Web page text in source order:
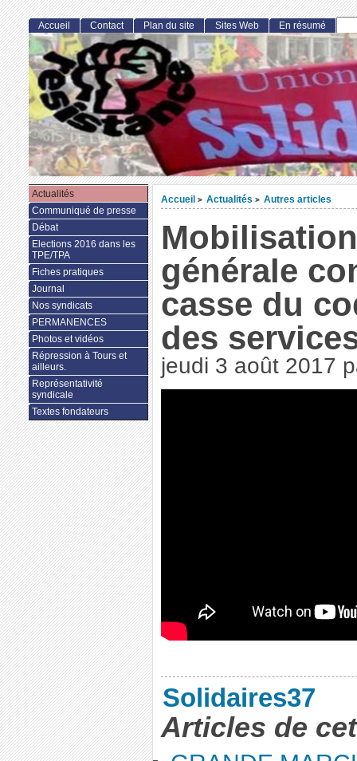
Accueil > Actualités > Autres articles
Mobilisation
générale
casse du
des
jeudi 3 août 2017
Solidaires37
Articles de
Accueil Contact Plan du site Sites Web En résumé
Actualités
Communiqué de presse
Débat
Elections 2016 dans les
TPE/TPA
Fiches pratiques
Journal
Nos syndicats
PERMANENCES
Photos et vidéos
Répression à Tours et
ailleurs.
Représentativité
syndicale
Textes fondateurs